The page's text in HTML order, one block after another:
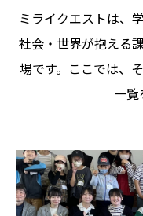
ミライクエストは、
社会・世界が抱える
場です。ここでは、
一覧